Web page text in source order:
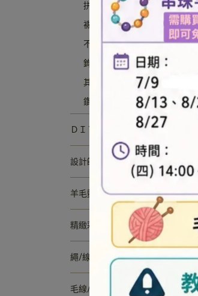
拼布材料包
襪子娃娃材料包
不織布材料包
鉤織毛線娃娃材料包
其他DIY材料包
鑽石貼材料包
ＤＩＹ素材
設計師品牌商品
羊毛氈/蝶古巴特/拼豆(膠珠)/UV膠
精緻彩珠
繩/線/緞帶
毛線/毛線工具與週邊材料